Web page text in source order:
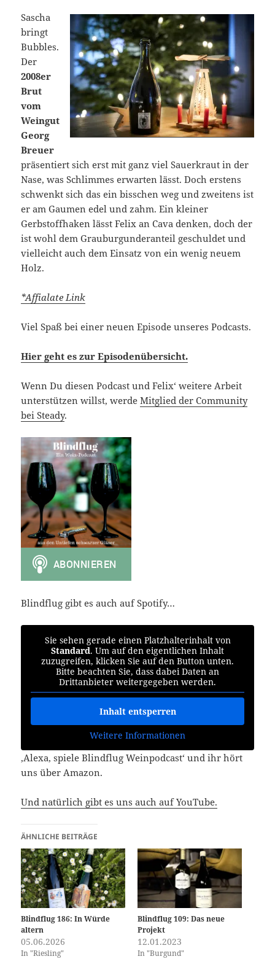
Sascha
bringt
Bubbles.
Der
2008er
Brut
vom
Weingut
Georg
Breuer
präsentiert sich erst mit ganz viel Sauerkraut in der
Nase, was Schlimmes erwarten lässt. Doch erstens
schwenkt sich das ein bisschen weg und zweitens ist
er am Gaumen edel und zahm. Ein kleiner
Gerbstoffhaken lässt Felix an Cava denken, doch der
ist wohl dem Grauburgunderanteil geschuldet und
vielleicht auch dem Einsatz von ein wenig neuem
Holz.
*Affialate Link
Viel Spaß bei einer neuen Episode unseres Podcasts.
Hier geht es zur Episodenübersicht.
Wenn Du diesen Podcast und Felix‘ weitere Arbeit
unterstützen willst, werdeMitglied der Community
bei Steady.
Blindflug gibt es auch auf Spotify…
Sie sehen gerade einen Platzhalterinhalt von
Standard. Um auf den eigentlichen Inhalt
zuzugreifen, klicken Sie auf den Button unten.
Bitte beachten Sie, dass dabei Daten an
Drittanbieter weitergegeben werden.
Inhalt entsperren
Weitere Informationen
‚Alexa, spiele Blindflug Weinpodcast‘ und ihr hört
uns über Amazon.
Und natürlich gibt es uns auch auf YouTube.
ÄHNLICHE BEITRÄGE
Blindflug 186: In Würde
altern
05.06.2026
In "Riesling"
Blindflug 109: Das neue
Projekt
12.01.2023
In "Burgund"